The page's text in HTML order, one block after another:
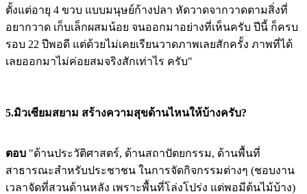
ตั้งแต่อายุ 4 ขวบ แบบมนุษย์ก้างปลา หัดวาดจากวาดตามสิ่งที่
อยากวาด เก็บเล็กผสมน้อย จนออกมาอย่างที่เห็นครับ ปีนี้ ก็ครบ
รอบ 22 ปีพอดี แต่ด้วยไม่เคยเรียนวาดภาพเลยสักครั้ง ภาพที่ได้
เลยออกมาไม่ค่อยสมจริงสักเท่าไร ครับ"
5.มิวเซียมสยาม สร้างความสุขด้านไหนให้บ้างครับ?
ตอบ "ด้านประวัติศาสตร์, ด้านสถาปัตยกรรม, ด้านพื้นที่
สาธารณะสำหรับประชาชน ในการจัดกิจกรรมต่างๆ (ชอบงาน
เวลาจัดที่สวนด้านหลัง เพราะพื้นที่โล่งโปร่ง แต่พอมีต้นไม้บ้าง)